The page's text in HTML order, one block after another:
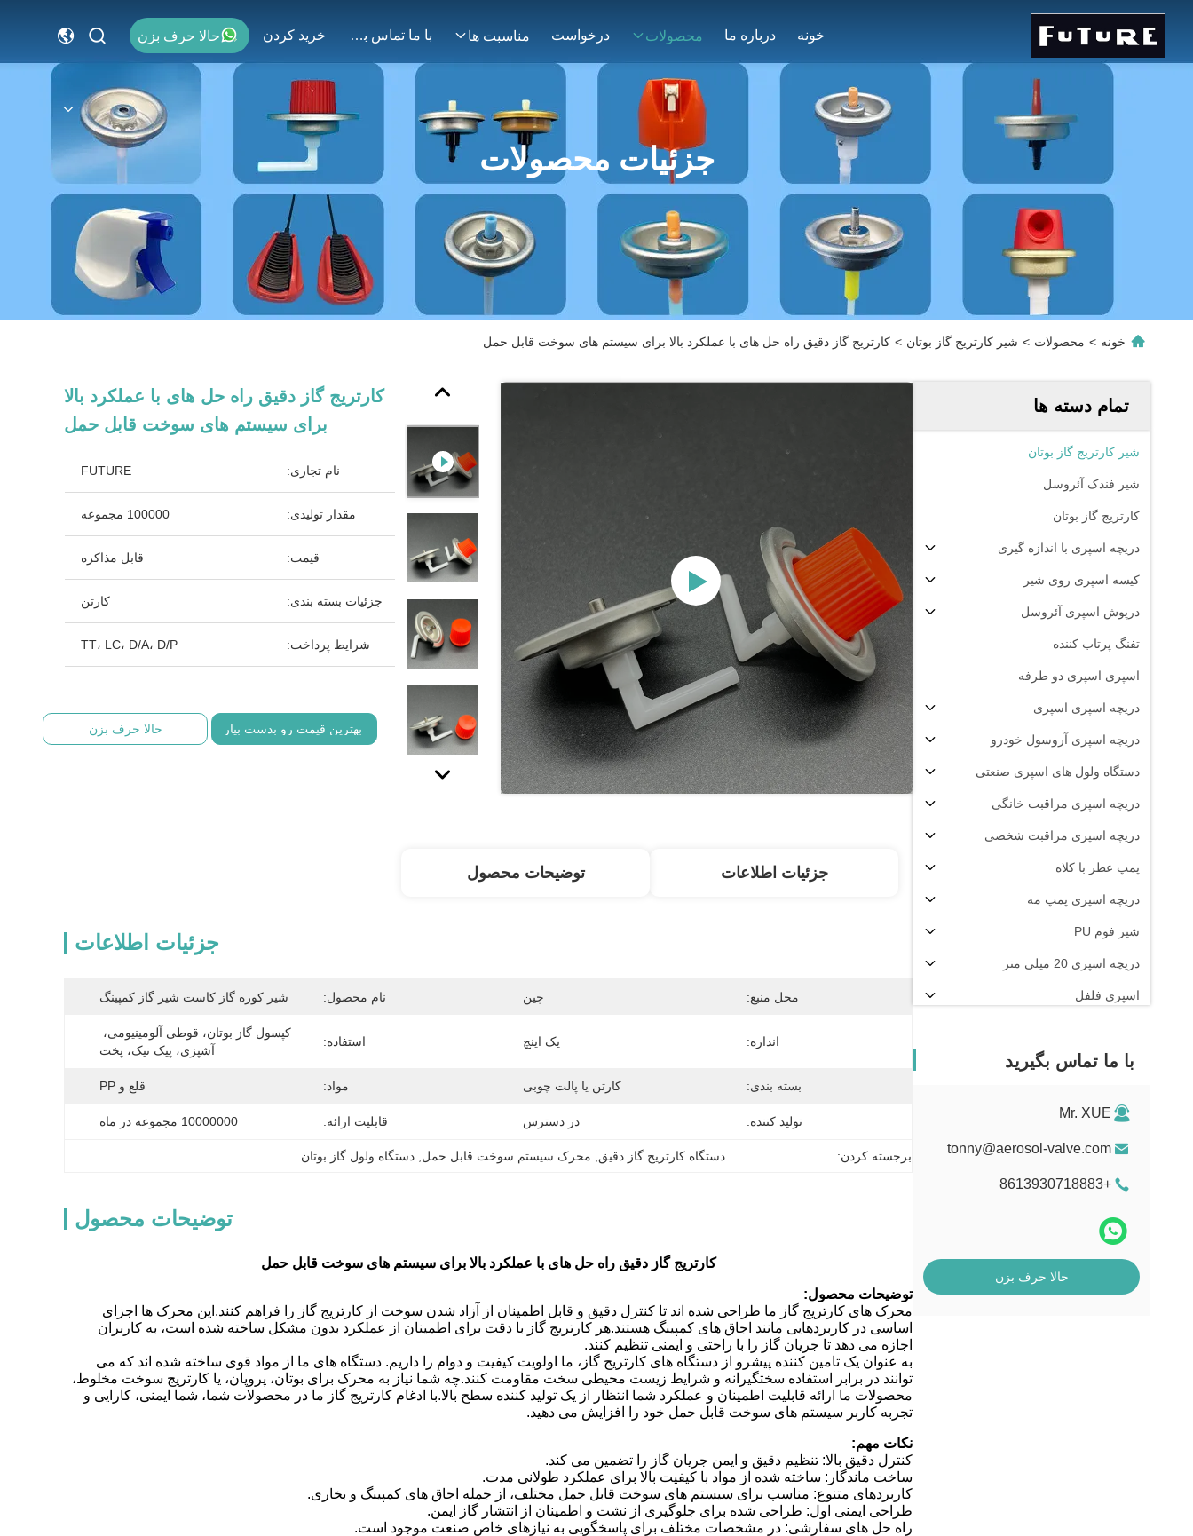
خونه درباره ما محصولات درخواست مناسبت ها با ما تماس بگیرید خريد كردن حالا حرف بزن
جزئیات محصولات
خونه > محصولات > شیر کارتریج گاز بوتان > کارتریج گاز دقیق راه حل های با عملکرد بالا برای سیستم های سوخت قابل حمل
تمام دسته ها
شیر کارتریج گاز بوتان
شیر فندک آئروسل
کارتریج گاز بوتان
دریچه اسپری با اندازه گیری
کیسه اسپری روی شیر
درپوش اسپری آئروسل
تفنگ پرتاب کننده
اسپری اسپری دو طرفه
دریچه اسپری اسپری
دریچه اسپری آروسول خودرو
دستگاه ولول های اسپری صنعتی
دریچه اسپری مراقبت خانگی
دریچه اسپری مراقبت شخصی
پمپ عطر با کلاه
دریچه اسپری پمپ مه
شیر فوم PU
دریچه اسپری 20 میلی متر
اسپری فلفل
با ما تماس بگیرید
Mr. XUE
tonny@aerosol-valve.com
+8613930718883
حالا حرف بزن
کارتریج گاز دقیق راه حل های با عملکرد بالا
برای سیستم های سوخت قابل حمل
نام تجاری: FUTURE
مقدار تولیدی: 100000 مجموعه
قیمت: قابل مذاکره
جزئیات بسته بندی: کارتن
شرایط پرداخت: TT، LC، D/A، D/P
بهترین قیمت رو بدست بیار حالا حرف بزن
جزئیات اطلاعات توضیحات محصول
جزئیات اطلاعات
محل منبع: چین نام محصول: شیر کوره گاز کاست شیر ​​گاز کمپینگ
اندازه: یک اینچ استفاده:
آشپزی، پیک نیک، پخت
بسته بندی: کارتن یا پالت چوبی مواد: قلع و PP
تولید کننده: در دسترس قابلیت ارائه: 10000000 مجموعه در ماه
برجسته کردن: دستگاه کارتریج گاز دقیق محرک سیستم سوخت قابل حمل , دستگاه ولول گاز بوتان
توضیحات محصول
کارتریج گاز دقیق راه حل های با عملکرد بالا برای سیستم های سوخت قابل حمل
توضیحات محصول:
محرک های کارتریج گاز ما طراحی شده اند تا کنترل دقیق و قابل اطمینان از آزاد شدن سوخت از کارتریج گاز را فراهم کنند.این محرک ها اجزای
اساسی در کاربردهایی مانند اجاق های کمپینگ هستند.هر کارتریج گاز با دقت برای اطمینان از عملکرد بدون مشکل ساخته شده است، به کاربران
اجازه می دهد تا جریان گاز را با راحتی و ایمنی تنظیم کنند.
به عنوان یک تامین کننده پیشرو از دستگاه های کارتریج گاز، ما اولویت کیفیت و دوام را داریم. دستگاه های ما از مواد قوی ساخته شده اند که می
توانند در برابر استفاده سختگیرانه و شرایط زیست محیطی سخت مقاومت کنند.چه شما نیاز به محرک برای بوتان، پروپان، یا کارتریج سوخت مخلوط،
محصولات ما ارائه قابلیت اطمینان و عملکرد شما انتظار از یک تولید کننده سطح بالا.با ادغام کارتریج گاز ما در محصولات شما، شما ایمنی، کارایی و
تجربه کاربر سیستم های سوخت قابل حمل خود را افزایش می دهید.
نکات مهم:
کنترل دقیق بالا: تنظیم دقیق و ایمن جریان گاز را تضمین می کند.
ساخت ماندگار: ساخته شده از مواد با کیفیت بالا برای عملکرد طولانی مدت.
کاربردهای متنوع: مناسب برای سیستم های سوخت قابل حمل مختلف، از جمله اجاق های کمپینگ و بخاری.
طراحی ایمنی اول: طراحی شده برای جلوگیری از نشت و اطمینان از انتشار گاز ایمن.
راه حل های سفارشی: در مشخصات مختلف برای پاسخگویی به نیازهای خاص صنعت موجود است.